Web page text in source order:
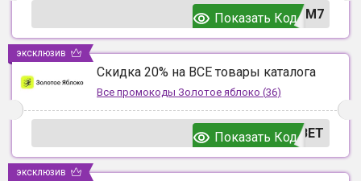
UM7
Показать Код
Скидка 20% на ВСЕ товары каталога
Все промокоды Золотое яблоко (36)
ВЕТ
Показать Код
эксклюзив
эксклюзив